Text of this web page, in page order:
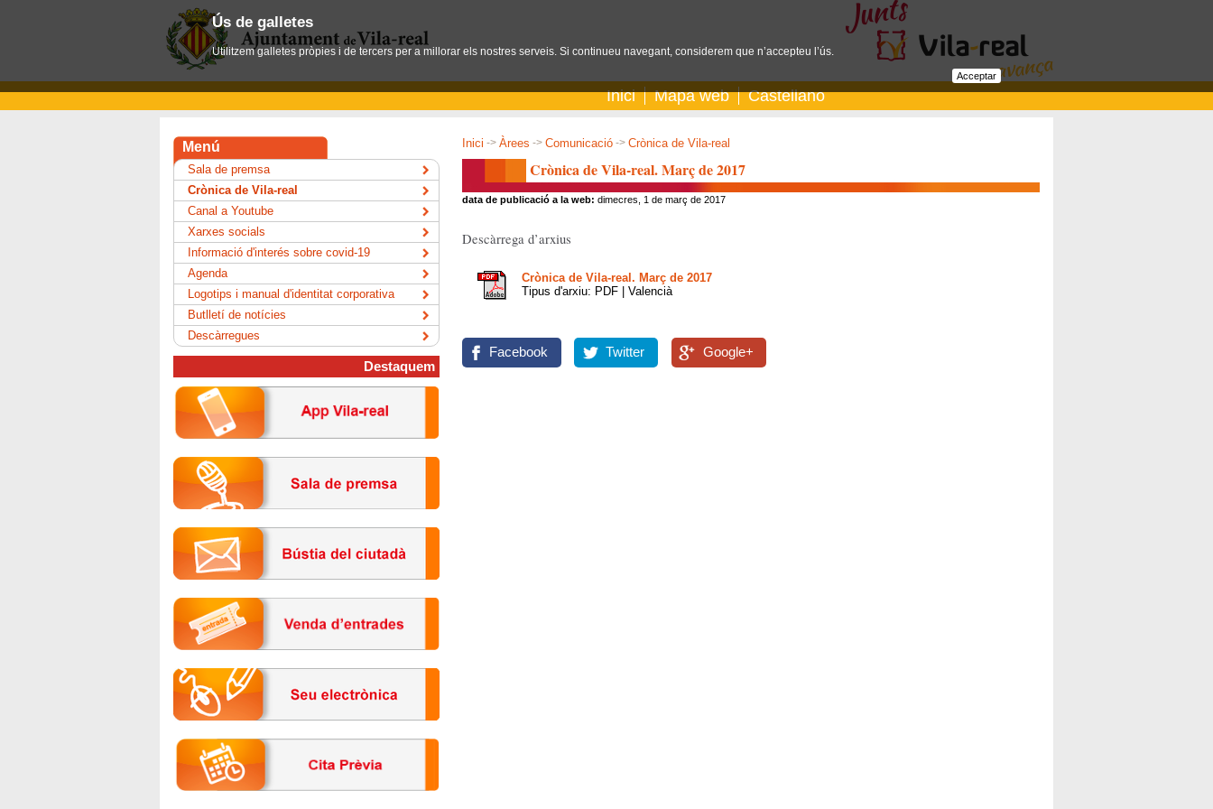
Inici Mapa web Castellano
Inici -> Àrees -> Comunicació -> Crònica de Vila-real
Crònica de Vila-real. Març de 2017
data de publicació a la web: dimecres, 1 de març de 2017
Descàrrega d’arxius
Crònica de Vila-real. Març de 2017
Tipus d'arxiu: PDF | Valencià
Facebook Twitter Google+
Menú
Sala de premsa
Crònica de Vila-real
Canal a Youtube
Xarxes socials
Informació d'interés sobre covid-19
Agenda
Logotips i manual d'identitat corporativa
Butlletí de notícies
Descàrregues
Destaquem
Ús de galletes
Utilitzem galletes pròpies i de tercers per a millorar els nostres serveis. Si continueu navegant, considerem que n’accepteu l’ús.
Acceptar